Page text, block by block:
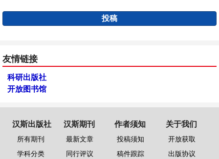
投稿
友情链接
科研出版社
开放图书馆
汉斯出版社
所有期刊
学科分类
汉斯期刊
最新文章
同行评议
作者须知
投稿须知
稿件跟踪
关于我们
开放获取
出版协议